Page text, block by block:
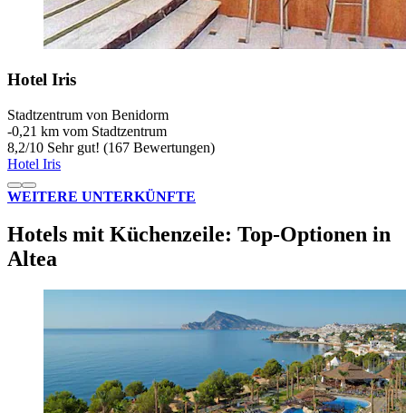
Hotel Iris
Stadtzentrum von Benidorm
‐0,21 km vom Stadtzentrum
8,2/10 Sehr gut! (167 Bewertungen)
Hotel Iris
WEITERE UNTERKÜNFTE
Hotels mit Küchenzeile: Top-Optionen in
Altea